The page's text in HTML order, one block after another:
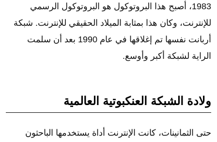
1983، أصبح هذا البروتوكول هو البروتوكول الرسمي
للإنترنت، وكان هذا بمثابة الميلاد الحقيقي للإنترنت. شبكة
أربانت نفسها تم إغلاقها في عام 1990 بعد أن سلمت
الراية لشبكة أكبر وأوسع.
ولادة الشبكة العنكبوتية العالمية
حتى الثمانينات، كانت الإنترنت أداة يستخدمها الباحثون